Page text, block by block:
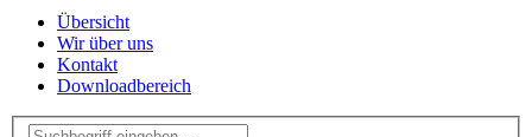
Übersicht
Wir über uns
Kontakt
Downloadbereich